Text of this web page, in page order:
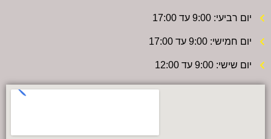
יום רביעי: 9:00 עד 17:00
יום חמישי: 9:00 עד 17:00
יום שישי: 9:00 עד 12:00